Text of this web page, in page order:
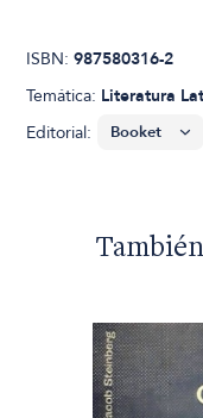
ISBN:987580316-2
Temática: Literatura
Editorial: